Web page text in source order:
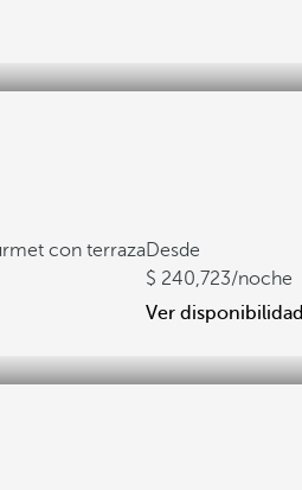
con terrazaDesde
240,723/noche
Ver disponibilidad